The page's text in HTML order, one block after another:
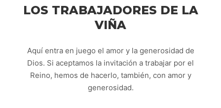
LOS TRABAJADORES DE LA
VIÑA
Aquí entra en juego el amor y la generosidad de
Dios. Si aceptamos la invitación a trabajar por el
Reino, hemos de hacerlo, también, con amor y
generosidad.